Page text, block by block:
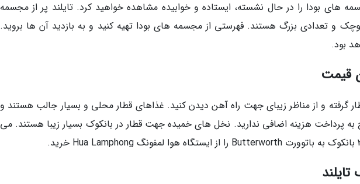
های بودا را در حال نشسته، ایستاده و خوابیده مشاهده خواهید کرد. تایلند پر از مجسمه
و تعدادی بزرگ هستند. فهرستی از مجسمه های بودا تهیه کنید و به بازدید آن ها بروید.
بود.
گرفته و از مناظر زیبای جهت راه آهن دیدن کنید. غذاهای قطار محلی و بسیار جالب هستند و
به پرداخت هزینه اضافی ندارید. نخل های خمیده جهت قطار در بانکوک بسیار زیبا هستند. می